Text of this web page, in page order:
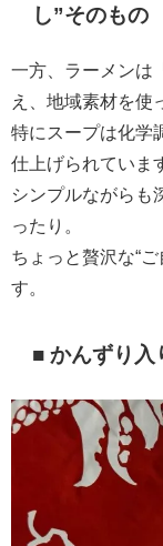
し”そのもの
一方、ラーメンは
え、地域素材を使
特にスープは化学
仕上げられていま
シンプルながらも
ったり。
ちょっと贅沢な“
す。
■ かんずり入